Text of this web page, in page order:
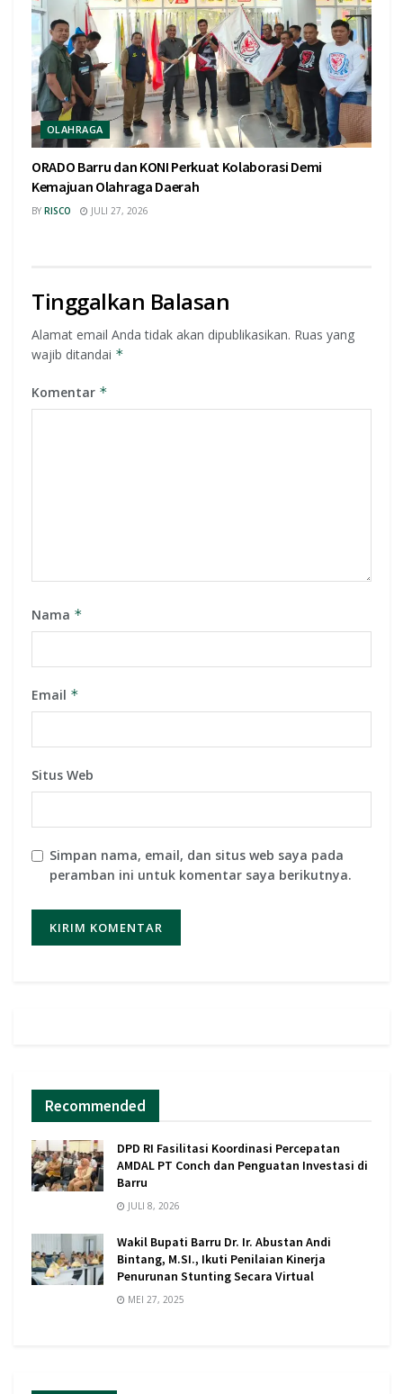
OLAHRAGA
ORADO Barru dan KONI Perkuat Kolaborasi Demi
Kemajuan Olahraga Daerah
BY RISCO JULI 27, 2026
Tinggalkan Balasan
Alamat email Anda tidak akan dipublikasikan. Ruas yang
wajib ditandai *
Komentar *
Nama *
Email *
Situs Web
Simpan nama, email, dan situs web saya pada
peramban ini untuk komentar saya berikutnya.
Recommended
DPD RI Fasilitasi Koordinasi Percepatan
AMDAL PT Conch dan Penguatan Investasi di
Barru
JULI 8, 2026
Wakil Bupati Barru Dr. Ir. Abustan Andi
Bintang, M.SI., Ikuti Penilaian Kinerja
Penurunan Stunting Secara Virtual
MEI 27, 2025